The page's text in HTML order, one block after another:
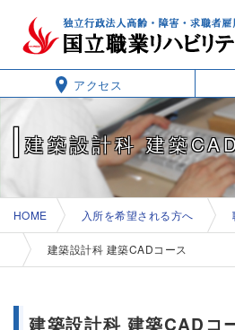
す
アクセス
建築設計科 建築
現在位置：
HOME 入所を希望される方へ
建築設計科 建築CADコース
建築設計科 建築CADコ